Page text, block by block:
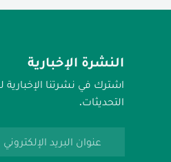
النشرة الإخبارية
اشترك في نشرتنا
التحديثات.
عنوان البريد الإلكتروني